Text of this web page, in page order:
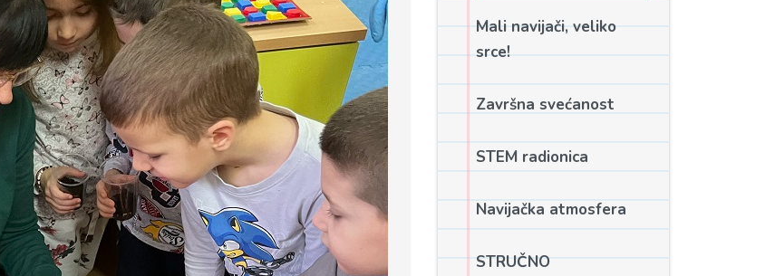
Mali navijači, veliko
srce!
Završna svećanost
STEM radionica
Navijačka atmosfera
STRUČNO